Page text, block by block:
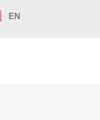
EN